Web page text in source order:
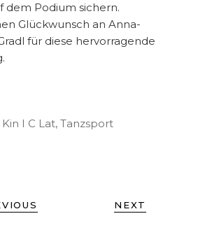
dem Podium sichern.
Glückwunsch an Anna-
für diese hervorragende
I C Lat, Tanzsport
NEXT